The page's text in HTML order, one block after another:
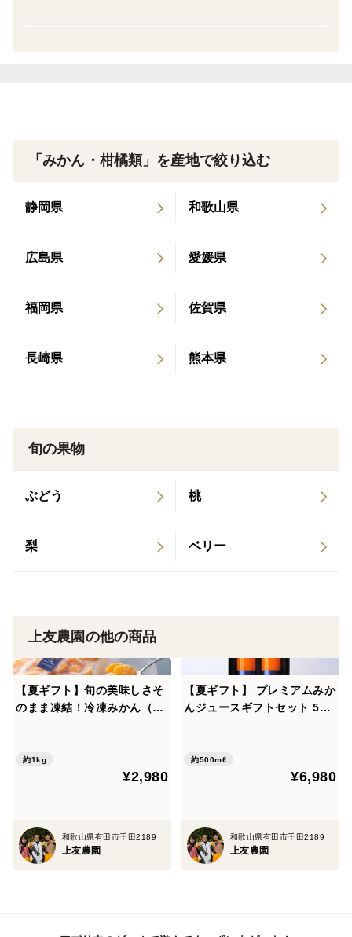
甘味だけでなく、深いコクや凝縮された旨味もぜひご体
しかし昨今の気候変動により、熟度や色付きの遅れが生
お届け開始時期に多少の前後がある場合がございます。
万全を期しておりますが、商品到着時に品質劣化や破損
等がございましたら商品到着後2日以内にご連絡くださ
お客様都合による返品（イメージと違う、お口に合わな
しかねますので予めご了承ください。
＝＝＝
「みかん・柑橘類」を産地で絞り込む
静岡県 和歌山県
広島県 愛媛県
福岡県 佐賀県
長崎県 熊本県
旬の果物
ぶどう 桃
梨 ベリー
上友農園の他の商品
【夏ギフト】旬の美味しさそ
のまま凍結！冷凍みかん（1k
約1kg
¥2,980
和歌山県有田市千田2189
上友農園
【夏ギフト】 プレミアムみか
んジュースギフトセット 500
約500mℓ
¥6,980
和歌山県有田市千田2189
上友農園